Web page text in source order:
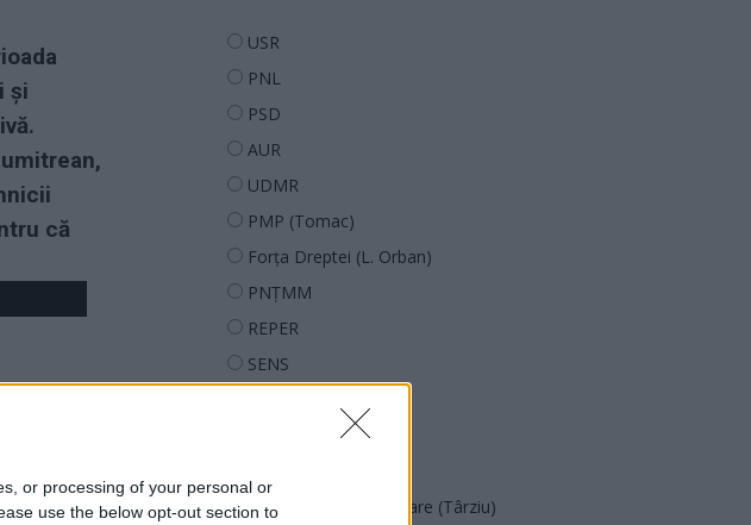
or processing of your personal or
use the below opt-out section to
și
că
USR
PNL
PSD
AUR
UDMR
PMP (Tomac)
Forța Dreptei (L. Orban)
PNȚMM
REPER
SENS
POT (Gavrilă)
Acțiunea Conservatoare (Târziu)